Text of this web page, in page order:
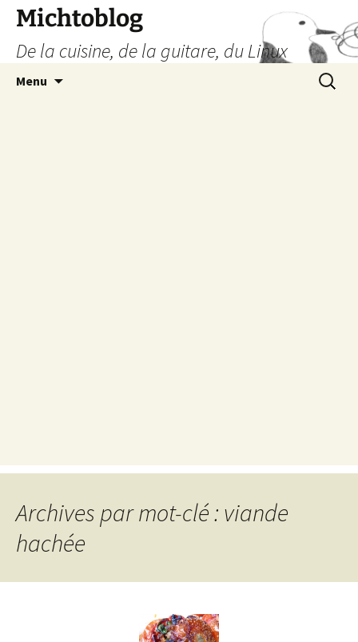
Aller
contenu
Michtoblog
De la cuisine, de la guitare, du Linux
Menu
Archives par mot-clé : viande
hachée